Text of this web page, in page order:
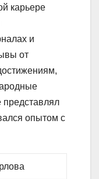
карьере
и
от
опытом с